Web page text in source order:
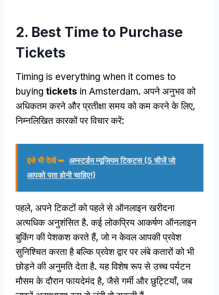
2. Best Time to Purchase
Tickets
Timing is everything when it comes to
buying tickets in Amsterdam. अपने अनुभव को
अधिकतम करने और प्रतीक्षा समय को कम करने के लिए,
निम्नलिखित कारकों पर विचार करें:
इसे भी देखें ➥ अम्स्टर्डम म्यूजियम टिकट्स (5 चीजें जो
आपको पता होनी चाहिए!)
पहले, अपने टिकटों को पहले से ऑनलाइन खरीदना
अत्यधिक अनुशंसित है. कई लोकप्रिय आकर्षण ऑनलाइन
बुकिंग की पेशकश करते हैं, जो न केवल आपकी प्रवेश
सुनिश्चित करता है बल्कि प्रवेश द्वार पर लंबे कतारों को भी
छोड़ने की अनुमति देता है. यह विशेष रूप से उच्च पर्यटन
मौसम के दौरान फायदेमंद है, जैसे गर्मी और छुट्टियाँ, जब